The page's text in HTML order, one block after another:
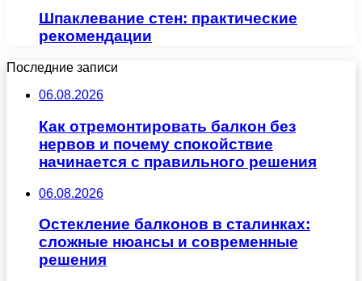
Шпаклевание стен: практические
рекомендации
Последние записи
06.08.2026
Как отремонтировать балкон без
нервов и почему спокойствие
начинается с правильного решения
06.08.2026
Остекление балконов в сталинках:
сложные нюансы и современные
решения